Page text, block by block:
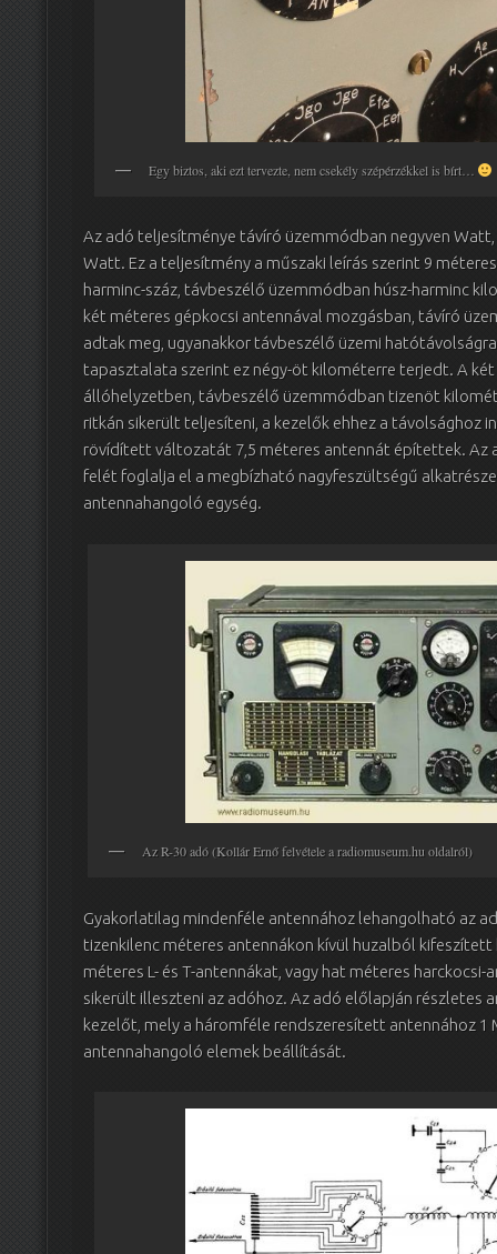
Egy biztos, aki ezt tervezte, nem csekély szépérzékkel is bírt…
Az adó teljesítménye távíró üzemmódban negyven
Watt. Ez a teljesítmény a műszaki leírás szerint 9
harminc-száz, távbeszélő üzemmódban húsz-harminc
két méteres gépkocsi antennával mozgásban, távíró
adtak meg, ugyanakkor távbeszélő üzemi
tapasztalata szerint ez négy-öt kilométerre terjedt. A
állóhelyzetben, távbeszélő üzemmódban tizenöt
ritkán sikerült teljesíteni, a kezelők ehhez a távolsághoz
rövídített változatát 7,5 méteres antennát építettek. Az
felét foglalja el a megbízható nagyfeszültségű
antennahangoló egység.
Az R-30 adó (Kollár Ernő felvétele a radiomuseum.hu oldalról)
Gyakorlatilag mindenféle antennához lehangolható az
tizenkilenc méteres antennákon kívül huzalból kifeszített
méteres L- és T-antennákat, vagy hat méteres
sikerült illeszteni az adóhoz. Az adó előlapján részletes
kezelőt, mely a háromféle rendszeresített antennához 1
antennahangoló elemek beállítását.